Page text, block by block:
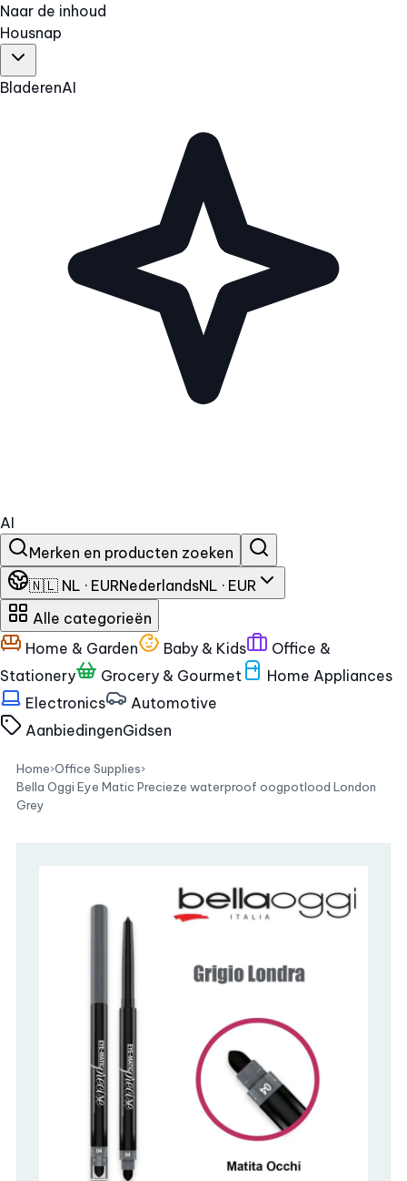
Naar de inhoud
Housnap
BladerenAI
AI
Merken en producten zoeken
🇳🇱 NL · EURNederlandsNL · EUR
Alle categorieën
Home & Garden
Baby & Kids
Office &
Stationery
Grocery & Gourmet
Home Appliances
Electronics
Automotive
AanbiedingenGidsen
Home›Office Supplies›
Bella Oggi Eye Matic Precieze waterproof oogpotlood London
Grey